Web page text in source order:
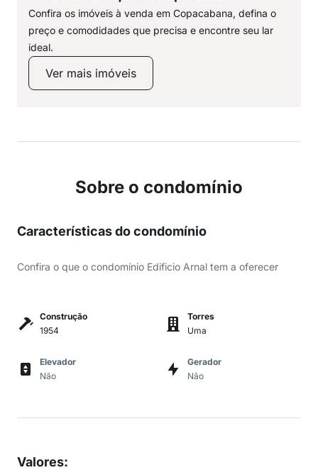
Confira os imóveis à venda em Copacabana, defina o
preço e comodidades que precisa e encontre seu lar
ideal.
Ver mais imóveis
Sobre o condomínio
Características do condomínio
Confira o que o condomínio Edificio Arnal tem a oferecer
Construção
1954
Torres
Uma
Elevador
Não
Gerador
Não
Valores: